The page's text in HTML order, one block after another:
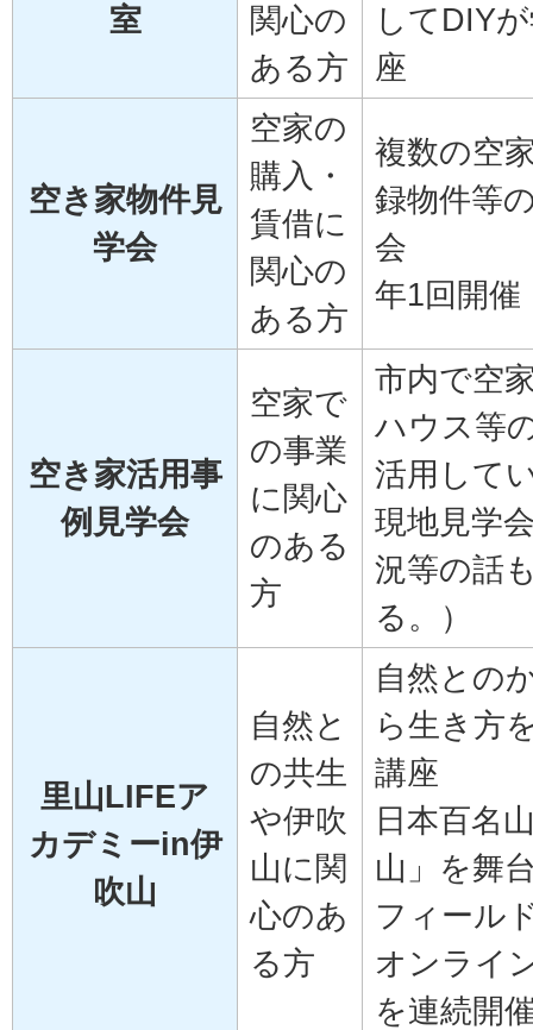
室
関心の
ある方
してDIY
座
空き家物件見
学会
空家の
購入・
賃借に
関心の
ある方
複数の空
録物件等
会
年1回開催
空き家活用事
例見学会
空家で
の事業
に関心
のある
方
市内で空
ハウス等
活用して
現地見学
況等の話
る。）
里山LIFEア
カデミーin伊
吹山
自然と
の共生
や伊吹
山に関
心のあ
る方
自然との
ら生き方
講座
日本百名
山」を舞
フィール
オンライ
を連続開